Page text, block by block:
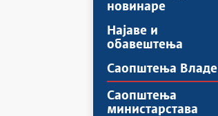
новинаре
Најавe и
обавештења
Саопштења Владе
Саопштења
министарстава